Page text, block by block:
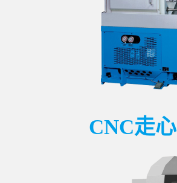
CNC走心